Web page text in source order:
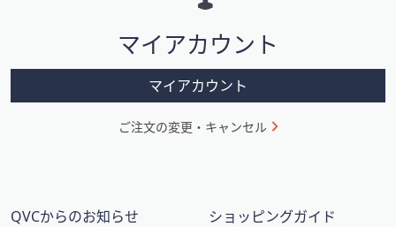
ン
マイアカウント
マイアカウント
ご注文の変更・キャンセル
QVCからのお知らせ ショッピングガイド